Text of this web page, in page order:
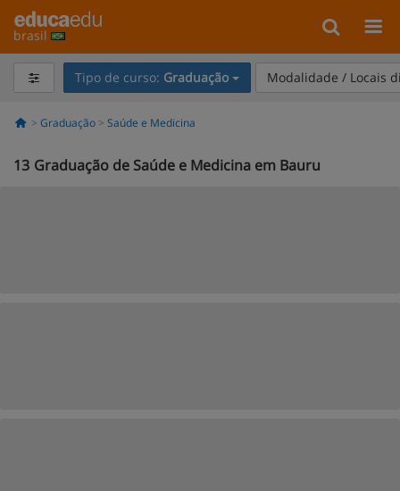
brasil
Tipo de curso: Graduação Modalidade / Locais
Graduação Saúde e Medicina
13 Graduação de Saúde e Medicina em Bauru